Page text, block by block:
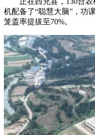
机配备了“聪慧大脑”，功
笼盖率提拔至70%。